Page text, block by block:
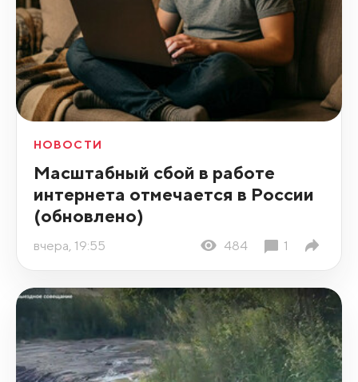
НОВОСТИ
Масштабный сбой в работе
интернета отмечается в России
(обновлено)
вчера, 19:55 484 1